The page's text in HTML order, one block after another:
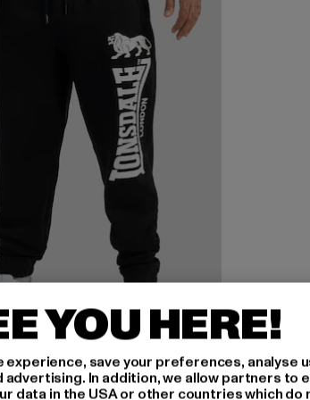
LONDON
YOU HERE!
save your preferences, analyse
In addition, we allow partners to
data in the USA or other countries which do